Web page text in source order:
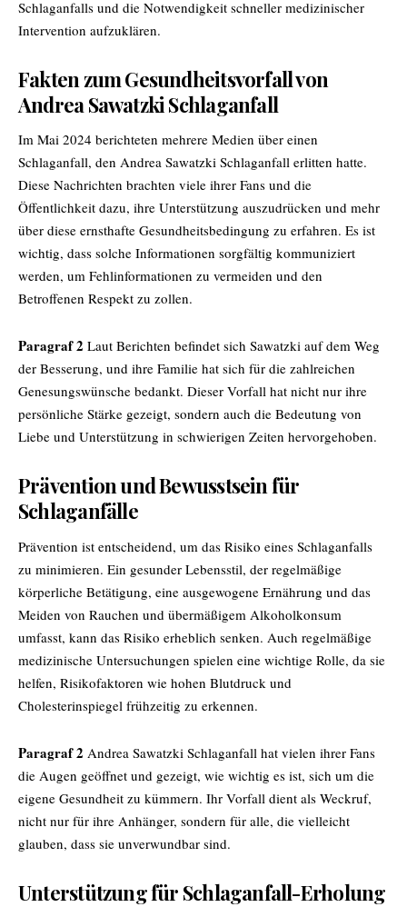
Schlaganfalls und die Notwendigkeit schneller medizinischer
Intervention aufzuklären.
Fakten zum Gesundheitsvorfall von
Andrea Sawatzki Schlaganfall
Im Mai 2024 berichteten mehrere Medien über einen
Schlaganfall, den Andrea Sawatzki Schlaganfall erlitten hatte.
Diese Nachrichten brachten viele ihrer Fans und die
Öffentlichkeit dazu, ihre Unterstützung auszudrücken und mehr
über diese ernsthafte Gesundheitsbedingung zu erfahren. Es ist
wichtig, dass solche Informationen sorgfältig kommuniziert
werden, um Fehlinformationen zu vermeiden und den
Betroffenen Respekt zu zollen.
Paragraf 2 Laut Berichten befindet sich Sawatzki auf dem Weg
der Besserung, und ihre Familie hat sich für die zahlreichen
Genesungswünsche bedankt. Dieser Vorfall hat nicht nur ihre
persönliche Stärke gezeigt, sondern auch die Bedeutung von
Liebe und Unterstützung in schwierigen Zeiten hervorgehoben.
Prävention und Bewusstsein für
Schlaganfälle
Prävention ist entscheidend, um das Risiko eines Schlaganfalls
zu minimieren. Ein gesunder Lebensstil, der regelmäßige
körperliche Betätigung, eine ausgewogene Ernährung und das
Meiden von Rauchen und übermäßigem Alkoholkonsum
umfasst, kann das Risiko erheblich senken. Auch regelmäßige
medizinische Untersuchungen spielen eine wichtige Rolle, da sie
helfen, Risikofaktoren wie hohen Blutdruck und
Cholesterinspiegel frühzeitig zu erkennen.
Paragraf 2 Andrea Sawatzki Schlaganfall hat vielen ihrer Fans
die Augen geöffnet und gezeigt, wie wichtig es ist, sich um die
eigene Gesundheit zu kümmern. Ihr Vorfall dient als Weckruf,
nicht nur für ihre Anhänger, sondern für alle, die vielleicht
glauben, dass sie unverwundbar sind.
Unterstützung für Schlaganfall-Erholung